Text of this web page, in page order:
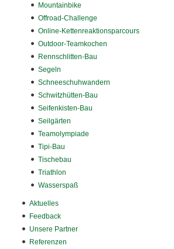
Mountainbike
Offroad-Challenge
Online-Kettenreaktionsparcours
Outdoor-Teamkochen
Rennschlitten-Bau
Segeln
Schneeschuhwandern
Schwitzhütten-Bau
Seifenkisten-Bau
Seilgärten
Teamolympiade
Tipi-Bau
Tischebau
Triathlon
Wasserspaß
Aktuelles
Feedback
Unsere Partner
Referenzen